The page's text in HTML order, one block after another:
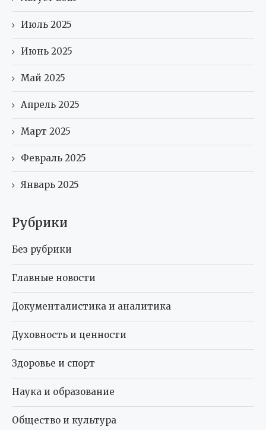
Июль 2025
Июнь 2025
Май 2025
Апрель 2025
Март 2025
Февраль 2025
Январь 2025
Рубрики
Без рубрики
Главные новости
Документалистика и аналитика
Духовность и ценности
Здоровье и спорт
Наука и образование
Общество и культура